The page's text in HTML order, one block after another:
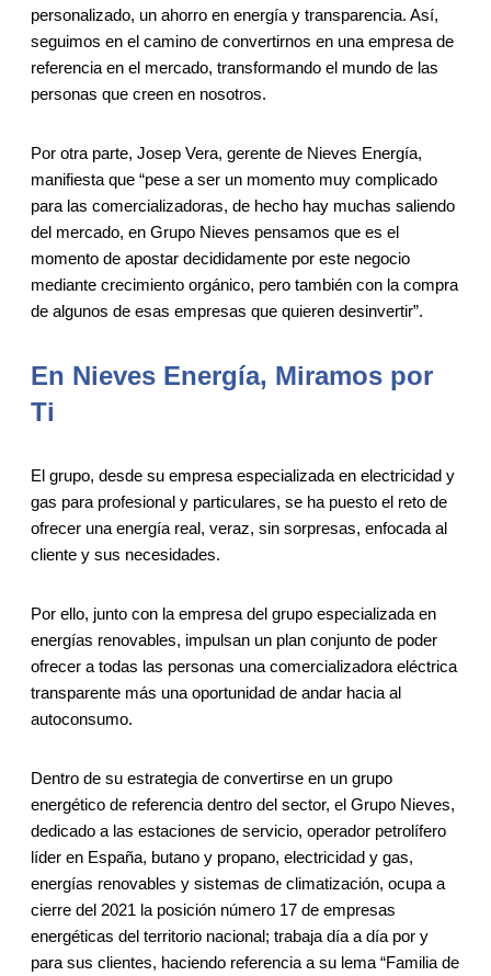
personalizado, un ahorro en energía y transparencia. Así,
seguimos en el camino de convertirnos en una empresa de
referencia en el mercado, transformando el mundo de las
personas que creen en nosotros.
Por otra parte, Josep Vera, gerente de Nieves Energía,
manifiesta que “pese a ser un momento muy complicado
para las comercializadoras, de hecho hay muchas saliendo
del mercado, en Grupo Nieves pensamos que es el
momento de apostar decididamente por este negocio
mediante crecimiento orgánico, pero también con la compra
de algunos de esas empresas que quieren desinvertir”.
En Nieves Energía, Miramos por
Ti
El grupo, desde su empresa especializada en electricidad y
gas para profesional y particulares, se ha puesto el reto de
ofrecer una energía real, veraz, sin sorpresas, enfocada al
cliente y sus necesidades.
Por ello, junto con la empresa del grupo especializada en
energías renovables, impulsan un plan conjunto de poder
ofrecer a todas las personas una comercializadora eléctrica
transparente más una oportunidad de andar hacia al
autoconsumo.
Dentro de su estrategia de convertirse en un grupo
energético de referencia dentro del sector, el Grupo Nieves,
dedicado a las estaciones de servicio, operador petrolífero
líder en España, butano y propano, electricidad y gas,
energías renovables y sistemas de climatización, ocupa a
cierre del 2021 la posición número 17 de empresas
energéticas del territorio nacional; trabaja día a día por y
para sus clientes, haciendo referencia a su lema “Familia de